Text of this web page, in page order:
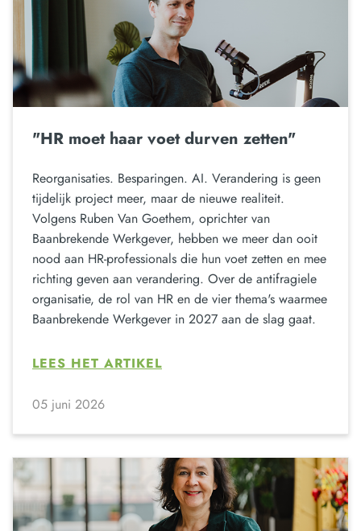
"HR moet haar voet durven zetten"
Reorganisaties. Besparingen. AI. Verandering is geen
tijdelijk project meer, maar de nieuwe realiteit.
Volgens Ruben Van Goethem, oprichter van
Baanbrekende Werkgever, hebben we meer dan ooit
nood aan HR-professionals die hun voet zetten en mee
richting geven aan verandering. Over de antifragiele
organisatie, de rol van HR en de vier thema's waarmee
Baanbrekende Werkgever in 2027 aan de slag gaat.
LEES HET ARTIKEL
05 juni 2026